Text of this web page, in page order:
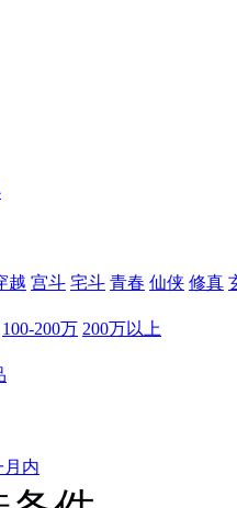
越 宫斗 宅斗 青春 仙侠 修真
100-200万 200万以上
月内